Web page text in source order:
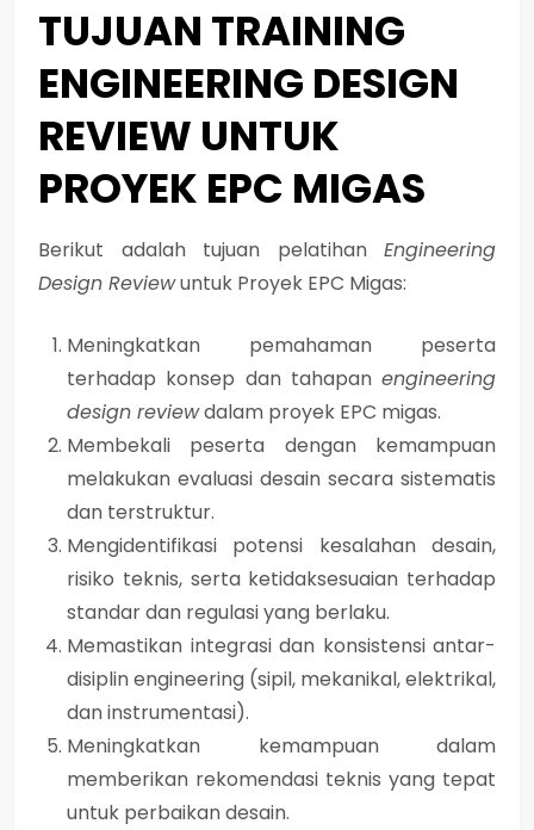
TUJUAN TRAINING
ENGINEERING DESIGN
REVIEW UNTUK
PROYEK EPC MIGAS
Berikut adalah tujuan pelatihan Engineering
Design Reviewuntuk Proyek EPC Migas:
Meningkatkan pemahaman peserta
terhadap konsep dan tahapan engineering
design reviewdalam proyek EPC migas.
Membekali peserta dengan kemampuan
melakukan evaluasi desain secara sistematis
dan terstruktur.
Mengidentifikasi potensi kesalahan desain,
risiko teknis, serta ketidaksesuaian terhadap
standar dan regulasi yang berlaku.
Memastikan integrasi dan konsistensi antar-
disiplin engineering (sipil, mekanikal, elektrikal,
dan instrumentasi).
Meningkatkan kemampuan dalam
memberikan rekomendasi teknis yang tepat
untuk perbaikan desain.